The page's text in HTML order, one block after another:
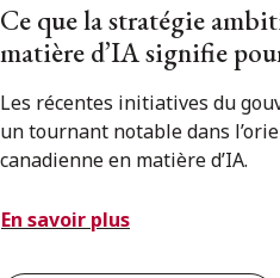
Ce que la stratégie
matière d’IA signifie
Les récentes initiatives du
un tournant notable dans
canadienne en matière d’IA.
En savoir plus